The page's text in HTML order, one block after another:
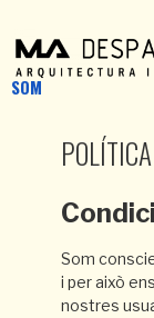
SOM
Som
i per això
nostres